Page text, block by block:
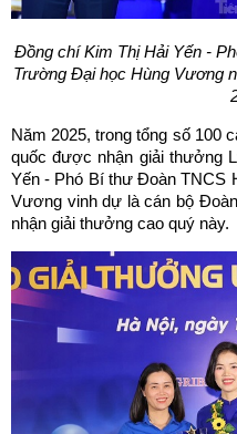
Đồng chí Kim Thị Hải Yến -
Trường Đại học Hùng Vương
Năm 2025, trong tổng số 100
quốc được nhận giải thưởng
Yến - Phó Bí thư Đoàn TNCS
Vương vinh dự là cán bộ
nhận giải thưởng cao quý này.